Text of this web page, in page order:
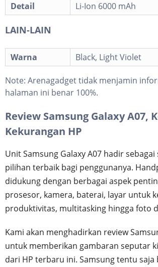
Detail Li-Ion 6000 mAh
LAIN-LAIN
Warna Black, Light Violet
Note: Arenagadget tidak menjamin
halaman ini benar 100%.
Review Samsung Galaxy A07,
Kekurangan HP
Unit Samsung Galaxy A07 hadir
pilihan terbaik bagi penggunanya.
didukung dengan berbagai aspek
prosesor, kamera, baterai, layar untuk
produktivitas, multitasking hingga foto
Kami akan menghadirkan review
untuk memberikan gambaran seputar
dari HP terbaru ini. Samsung tentu saja